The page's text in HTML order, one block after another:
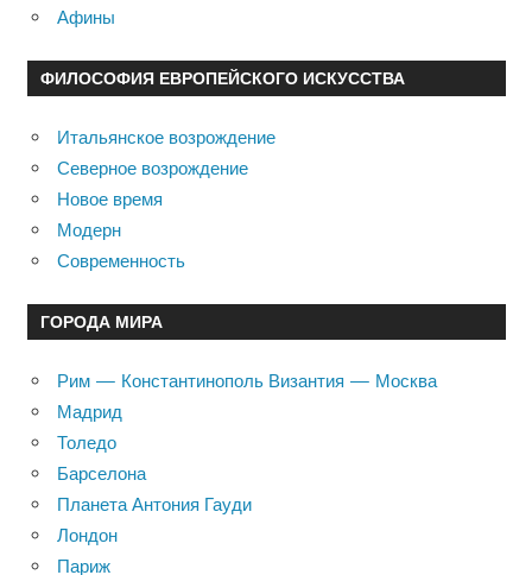
Афины
ФИЛОСОФИЯ ЕВРОПЕЙСКОГО ИСКУССТВА
Итальянское возрождение
Северное возрождение
Новое время
Модерн
Современность
ГОРОДА МИРА
Рим — Константинополь Византия — Москва
Мадрид
Толедо
Барселона
Планета Антония Гауди
Лондон
Париж